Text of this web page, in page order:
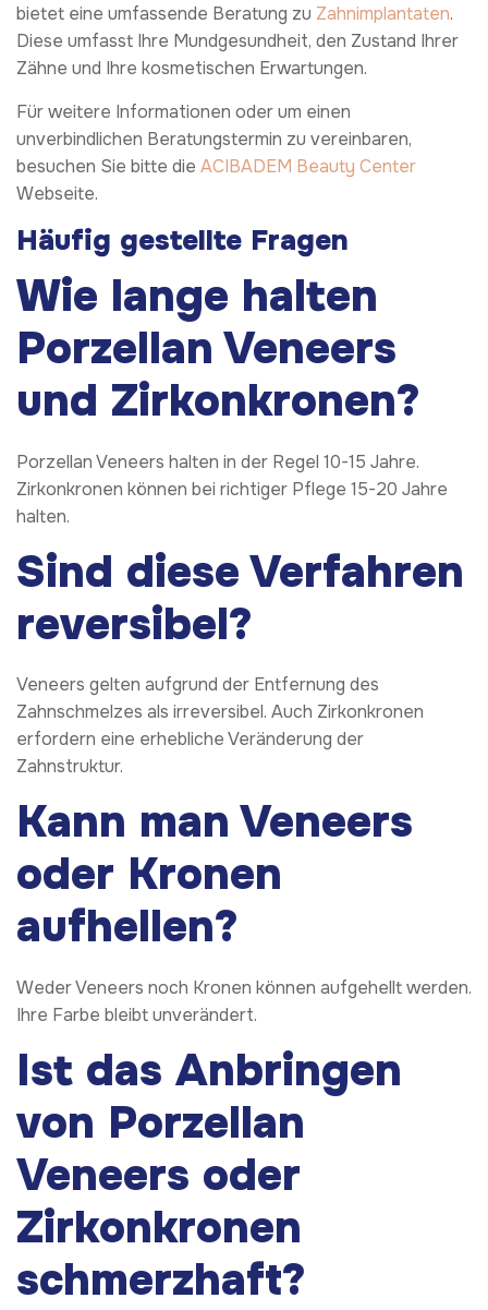
bietet eine umfassende Beratung zu Zahnimplantaten.
Diese umfasst Ihre Mundgesundheit, den Zustand Ihrer
Zähne und Ihre kosmetischen Erwartungen.
Für weitere Informationen oder um einen
unverbindlichen Beratungstermin zu vereinbaren,
besuchen Sie bitte die ACIBADEM Beauty Center
Webseite.
Häufig gestellte Fragen
Wie lange halten
Porzellan Veneers
und Zirkonkronen?
Porzellan Veneers halten in der Regel 10-15 Jahre.
Zirkonkronen können bei richtiger Pflege 15-20 Jahre
halten.
Sind diese Verfahren
reversibel?
Veneers gelten aufgrund der Entfernung des
Zahnschmelzes als irreversibel. Auch Zirkonkronen
erfordern eine erhebliche Veränderung der
Zahnstruktur.
Kann man Veneers
oder Kronen
aufhellen?
Weder Veneers noch Kronen können aufgehellt werden.
Ihre Farbe bleibt unverändert.
Ist das Anbringen
von Porzellan
Veneers oder
Zirkonkronen
schmerzhaft?